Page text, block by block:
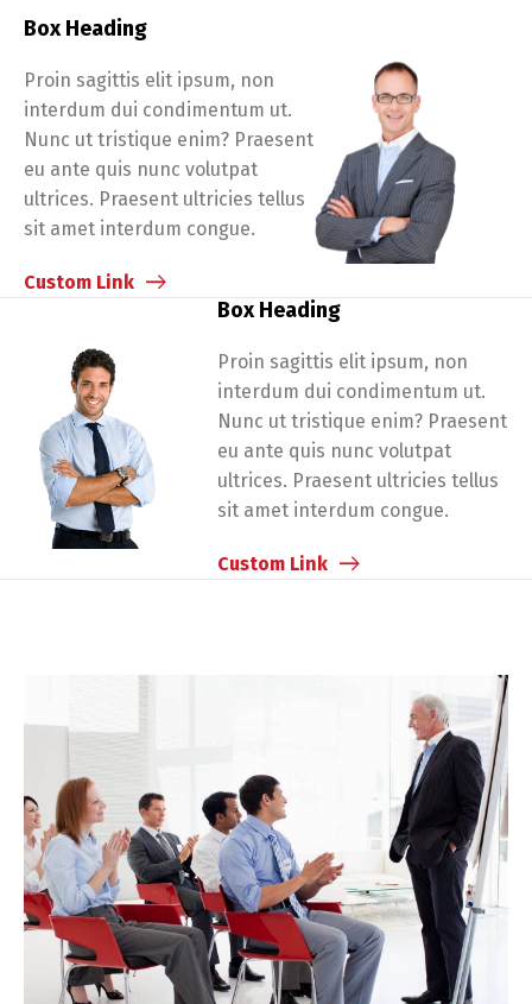
Box Heading
Proin sagittis elit ipsum, non
interdum dui condimentum ut.
Nunc ut tristique enim? Praesent
eu ante quis nunc volutpat
ultrices. Praesent ultricies tellus
sit amet interdum congue.
Custom Link
Box Heading
Proin sagittis elit ipsum, non
interdum dui condimentum ut.
Nunc ut tristique enim? Praesent
eu ante quis nunc volutpat
ultrices. Praesent ultricies tellus
sit amet interdum congue.
Custom Link